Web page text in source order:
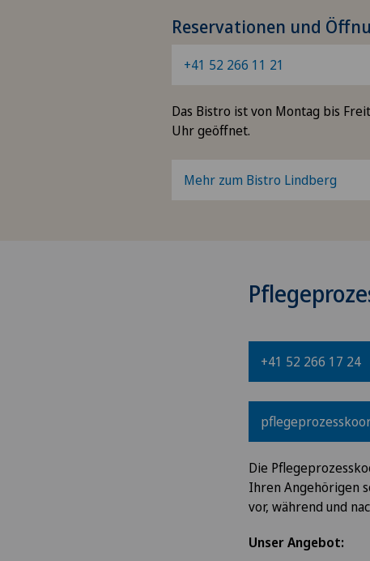
Reservationen und
+41 52 266 11 21
Das Bistro ist von Montag bis
Uhr geöffnet.
Mehr zum Bistro Lindberg
+41 52 266 17 24
Die
Ihren Angehörigen
vor, während und
Unser Angebot: